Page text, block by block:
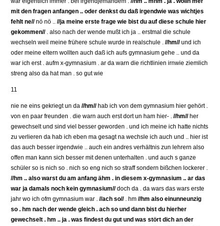
mit den fragen anfangen .. oder denkst du daß irgendwie was wichtjes
fehlt ne//nö nö ..//ja meine erste frage wie bist du auf diese schule hier
gekommen//. also nach der wende mußt ich ja .. erstmal die schule
wechseln weil meine frühere schule wurde in realschule .//hm//und ich
oder meine eltern wollten auch daß ich aufs gymnasium gehe .. und da
war ich erst . aufm x-gymnasium . ar da warn die richtlinien irnwie ziemlich
streng also da hat man . so gut wie
11
nie ne eins gekriegt un da//hm//hab ich von dem gymnasium hier gehört .
von en paar freunden . die warn auch erst dort un ham hier- .//hm//her
gewechselt und sind viel besser geworden . und ich meine ich hatte nichts
zu verlieren da hab ich eben ma gesagt na wechsle ich auch und .. hier ist
das auch besser irgendwie .. auch ein andres verhältnis zun lehrern also
offen man kann sich besser mit denen unterhalten . und auch s ganze
schüler so is nich so . nich so eng nich so straff sondern bißchen lockerer .
//hm .. also warst du am anfang ähm . in diesem x-gymnasium .. ar das
war ja damals noch kein gymnasium//doch da . da wars das wars erste
jahr wo ich ofm gymnasium war .//ach so//. hm//hm also einunneunzig
so . hm nach der wende gleich . ach so und dann bist du hierher
gewechselt . hm .. ja . was findest du gut und was stört dich an der